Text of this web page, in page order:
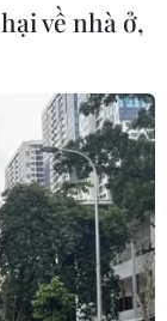
về nhà ở,